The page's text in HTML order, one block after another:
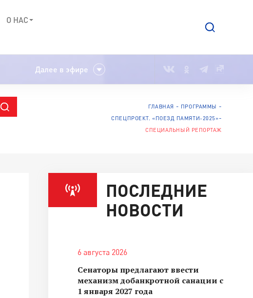
О НАС
Далее в эфире
ГЛАВНАЯ
ПРОГРАММЫ
СПЕЦПРОЕКТ. «ПОЕЗД ПАМЯТИ-2025»
СПЕЦИАЛЬНЫЙ РЕПОРТАЖ
ПОСЛЕДНИЕ
НОВОСТИ
6 августа 2026
Сенаторы предлагают ввести
механизм добанкротной санации с
1 января 2027 года